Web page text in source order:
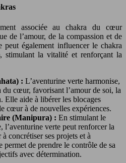
associée au chakra du cœur
de l’amour, de la compassion et de
également influencer le chakra
stimulant la vitalité et renforçant la
: L’aventurine verte harmonise,
cœur, favorisant l’amour de soi, la
Elle aide à libérer les blocages
cœur à de nouvelles expériences.
(Manipura) : En stimulant le
l’aventurine verte peut renforcer la
concrétiser ses projets et à
permet de prendre le contrôle de sa
avec détermination.